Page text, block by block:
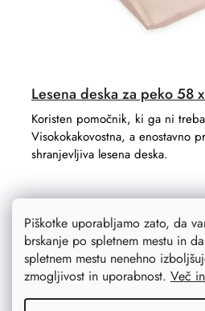
Piškotke uporabljamo zato, da
brskanje po spletnem mestu in
spletnem mestu nenehno
zmogljivost in uporabnost. Več
Lesena deska za peko 58
Koristen pomočnik, ki ga ni
Visokokakovostna, a enostavno
shranjevljiva lesena deska.